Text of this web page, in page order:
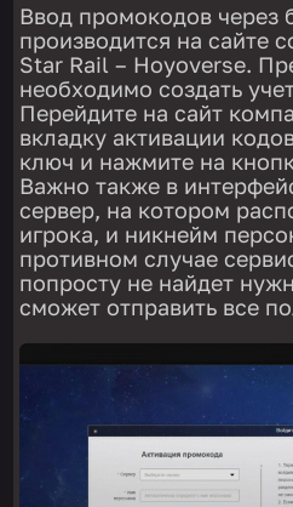
Ввод промокодов через
производится на сайте
Star Rail – Hoyoverse.
необходимо создать
Перейдите на сайт
вкладку активации
ключ и нажмите на
Важно также в
сервер, на котором
игрока, и никнейм
противном случае
попросту не найдет
сможет отправить все